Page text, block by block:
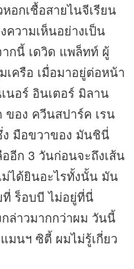
กเชื้อสายไนจีเรียน
ความเห็นอย่างเป็น
กนี้ เดวิด แพล็ทท์ ผู้
ครือ เมื่อมาอยู่ต่อหน้า
นอร์ อินเตอร์ มิลาน
อง ควีนสปาร์ค เรน
มือขวาของ มันชินี่
ออีก 3 วันก่อนจะถึงเส้น
ได้ยินอะไรทั้งนั้น มัน
ร็อบบี ไม่อยู่ที่นี่
กล่าวมากกว่าผม วันนี้
มนฯ ซิตี้ ผมไม่รู้เกี่ยว